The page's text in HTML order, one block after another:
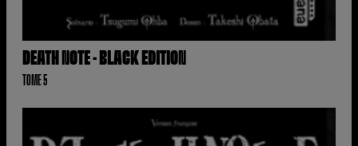
DEATH NOTE - BLACK EDITION
TOME 5